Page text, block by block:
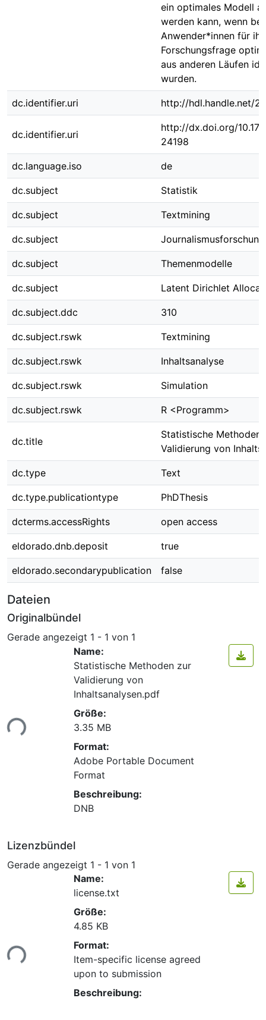
ein optimales Modell
werden kann, wenn
Anwender*innen für
Forschungsfrage
aus anderen Läufen
wurden.
dc.identifier.uri http://hdl.handle.net/
dc.identifier.uri
http://dx.doi.org/
24198
dc.language.iso de
dc.subject Statistik
dc.subject Textmining
dc.subject Journalismusforschung
dc.subject Themenmodelle
dc.subject Latent Dirichlet
dc.subject.ddc 310
dc.subject.rswk Textmining
dc.subject.rswk Inhaltsanalyse
dc.subject.rswk Simulation
dc.subject.rswk R <Programm>
dc.title
Statistische Methoden
Validierung von
dc.type Text
dc.type.publicationtype PhDThesis
dcterms.accessRights open access
eldorado.dnb.deposit true
eldorado.secondarypublication false
Dateien
Originalbündel
Gerade angezeigt 1 - 1 von 1
Lade...
Name:
Statistische Methoden zur
Validierung von
Inhaltsanalysen.pdf
Größe:
3.35 MB
Format:
Adobe Portable Document
Format
Beschreibung:
DNB
Lizenzbündel
Gerade angezeigt 1 - 1 von 1
Lade...
Name:
license.txt
Größe:
4.85 KB
Format:
Item-specific license agreed
upon to submission
Beschreibung: